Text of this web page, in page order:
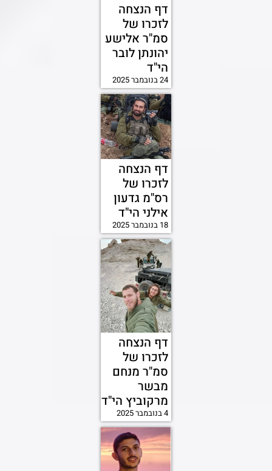
דף הנצחה
לזכרו של
סמ"ר אלישע
יהונתן לובר
הי"ד
24 בנובמבר 2025
דף הנצחה
לזכרו של
רס"מ גדעון
אילני הי"ד
18 בנובמבר 2025
דף הנצחה
לזכרו של
סמ"ר מנחם
מבשר
מרקוביץ הי"ד
4 בנובמבר 2025